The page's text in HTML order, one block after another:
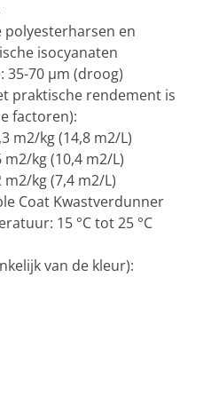
polyesterharsen en
isocyanaten
35-70 µm (droog)
praktische rendement is
factoren):
m2/kg (14,8 m2/L)
kg (10,4 m2/L)
kg (7,4 m2/L)
Coat Kwastverdunner
15 °C tot 25 °C
van de kleur):